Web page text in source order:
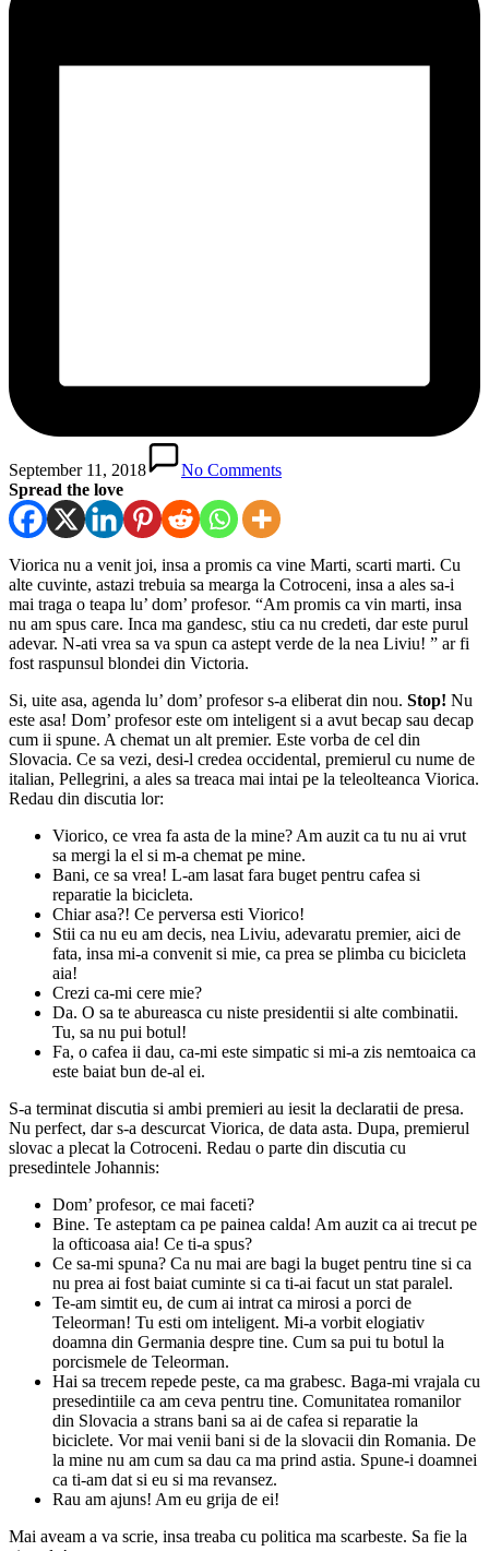
September 11, 2018
No Comments
Spread the love
Viorica nu a venit joi, insa a promis ca vine Marti, scarti marti. Cu
alte cuvinte, astazi trebuia sa mearga la Cotroceni, insa a ales sa-i
mai traga o teapa lu’ dom’ profesor. “Am promis ca vin marti, insa
nu am spus care. Inca ma gandesc, stiu ca nu credeti, dar este purul
adevar. N-ati vrea sa va spun ca astept verde de la nea Liviu! ” ar fi
fost raspunsul blondei din Victoria.
Si, uite asa, agenda lu’ dom’ profesor s-a eliberat din nou. Stop! Nu
este asa! Dom’ profesor este om inteligent si a avut becap sau decap
cum ii spune. A chemat un alt premier. Este vorba de cel din
Slovacia. Ce sa vezi, desi-l credea occidental, premierul cu nume de
italian, Pellegrini, a ales sa treaca mai intai pe la teleolteanca Viorica.
Redau din discutia lor:
Viorico, ce vrea fa asta de la mine? Am auzit ca tu nu ai vrut
sa mergi la el si m-a chemat pe mine.
Bani, ce sa vrea! L-am lasat fara buget pentru cafea si
reparatie la bicicleta.
Chiar asa?! Ce perversa esti Viorico!
Stii ca nu eu am decis, nea Liviu, adevaratu premier, aici de
fata, insa mi-a convenit si mie, ca prea se plimba cu bicicleta
aia!
Crezi ca-mi cere mie?
Da. O sa te abureasca cu niste presidentii si alte combinatii.
Tu, sa nu pui botul!
Fa, o cafea ii dau, ca-mi este simpatic si mi-a zis nemtoaica ca
este baiat bun de-al ei.
S-a terminat discutia si ambi premieri au iesit la declaratii de presa.
Nu perfect, dar s-a descurcat Viorica, de data asta. Dupa, premierul
slovac a plecat la Cotroceni. Redau o parte din discutia cu
presedintele Johannis:
Dom’ profesor, ce mai faceti?
Bine. Te asteptam ca pe painea calda! Am auzit ca ai trecut pe
la ofticoasa aia! Ce ti-a spus?
Ce sa-mi spuna? Ca nu mai are bagi la buget pentru tine si ca
nu prea ai fost baiat cuminte si ca ti-ai facut un stat paralel.
Te-am simtit eu, de cum ai intrat ca mirosi a porci de
Teleorman! Tu esti om inteligent. Mi-a vorbit elogiativ
doamna din Germania despre tine. Cum sa pui tu botul la
porcismele de Teleorman.
Hai sa trecem repede peste, ca ma grabesc. Baga-mi vrajala cu
presedintiile ca am ceva pentru tine. Comunitatea romanilor
din Slovacia a strans bani sa ai de cafea si reparatie la
biciclete. Vor mai venii bani si de la slovacii din Romania. De
la mine nu am cum sa dau ca ma prind astia. Spune-i doamnei
ca ti-am dat si eu si ma revansez.
Rau am ajuns! Am eu grija de ei!
Mai aveam a va scrie, insa treaba cu politica ma scarbeste. Sa fie la